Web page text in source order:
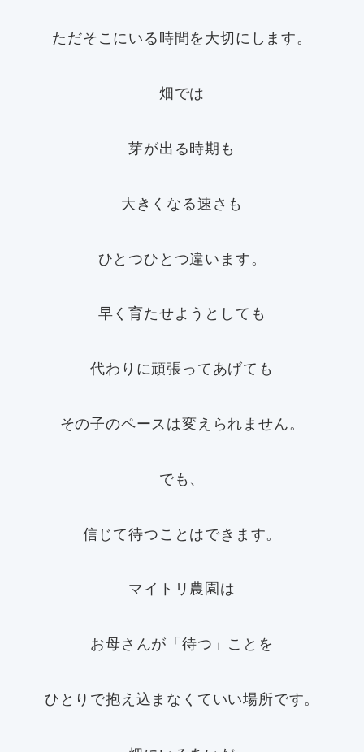
ただそこにいる時間を大切にします。
畑では
芽が出る時期も
大きくなる速さも
ひとつひとつ違います。
早く育たせようとしても
代わりに頑張ってあげても
その子のペースは変えられません。
でも、
信じて待つことはできます。
マイトリ農園は
お母さんが「待つ」ことを
ひとりで抱え込まなくていい場所です。